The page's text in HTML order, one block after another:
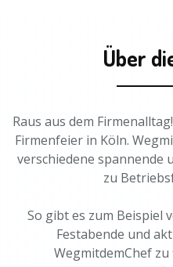
Über
Raus aus dem
Firmenfeier in Köln.
verschiedene spannende
zu
So gibt es zum Beispiel
Festabende und
WegmitdemChef zu